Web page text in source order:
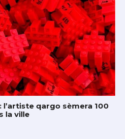
qargo sèmera 100
la ville